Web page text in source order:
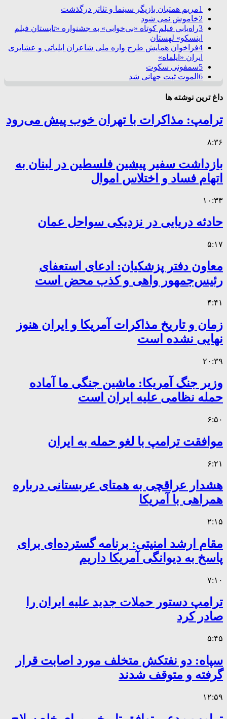
1مریم همتیان بازیگر سینما و تئاتر درگذشت
2خاموش نمی شود
3راه‌یابی فیلم کوتاه «بی‌خوابی» به جشنواره «تابستان فیلم
اینسکو» لهستان
4فراخوان همایش طرح واره ملی شاعران ایلیاتی و عشایری
ایران «ایلماه»
5سمفونی سکوت
6 الموت ثبت جهانی شد
داغ ترین نوشته ها
ترامپ: مذاکرات با تهران خوب پیش می‌رود
۸:۳۶
بازداشت سفیر پیشین فلسطین در لبنان به
اتهام فساد و اختلاس اموال
۱۰:۳۳
حادثه دریایی در نزدیکی سواحل عمان
۵:۱۷
معاون دفتر پزشکیان: ادعای استعفای
رئیس‌جمهور واهی و کذب محض است
۴:۴۱
زمان و تاریخ مذاکرات آمریکا و ایران هنوز
نهایی نشده است
۲۰:۳۹
وزیر جنگ آمریکا: ماشین جنگی ما آماده
حمله نظامی علیه ایران است
۶:۵۰
موافقت ترامپ با لغو حمله به ایران
۶:۲۱
هشدار عراقچی به همتای عربستانی درباره
همراهی با آمریکا
۲:۱۵
مقام ارشد امنیتی: برنامه گسترده‌ای برای
پاسخ به دیوانگی آمریکا داریم
۷:۱۰
ترامپ دستور حملات جدید علیه ایران را
صادر کرد
۵:۴۵
سپاه: دو نفتکش متخلف مورد اصابت قرار
گرفته و متوقف شدند
۱۲:۵۹